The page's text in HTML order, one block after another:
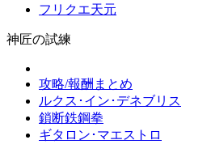
フリクエ天元
神匠の試練
攻略/報酬まとめ
ルクス･イン･デネブリス
鎖断鉄鋼拳
ギタロン･マエストロ